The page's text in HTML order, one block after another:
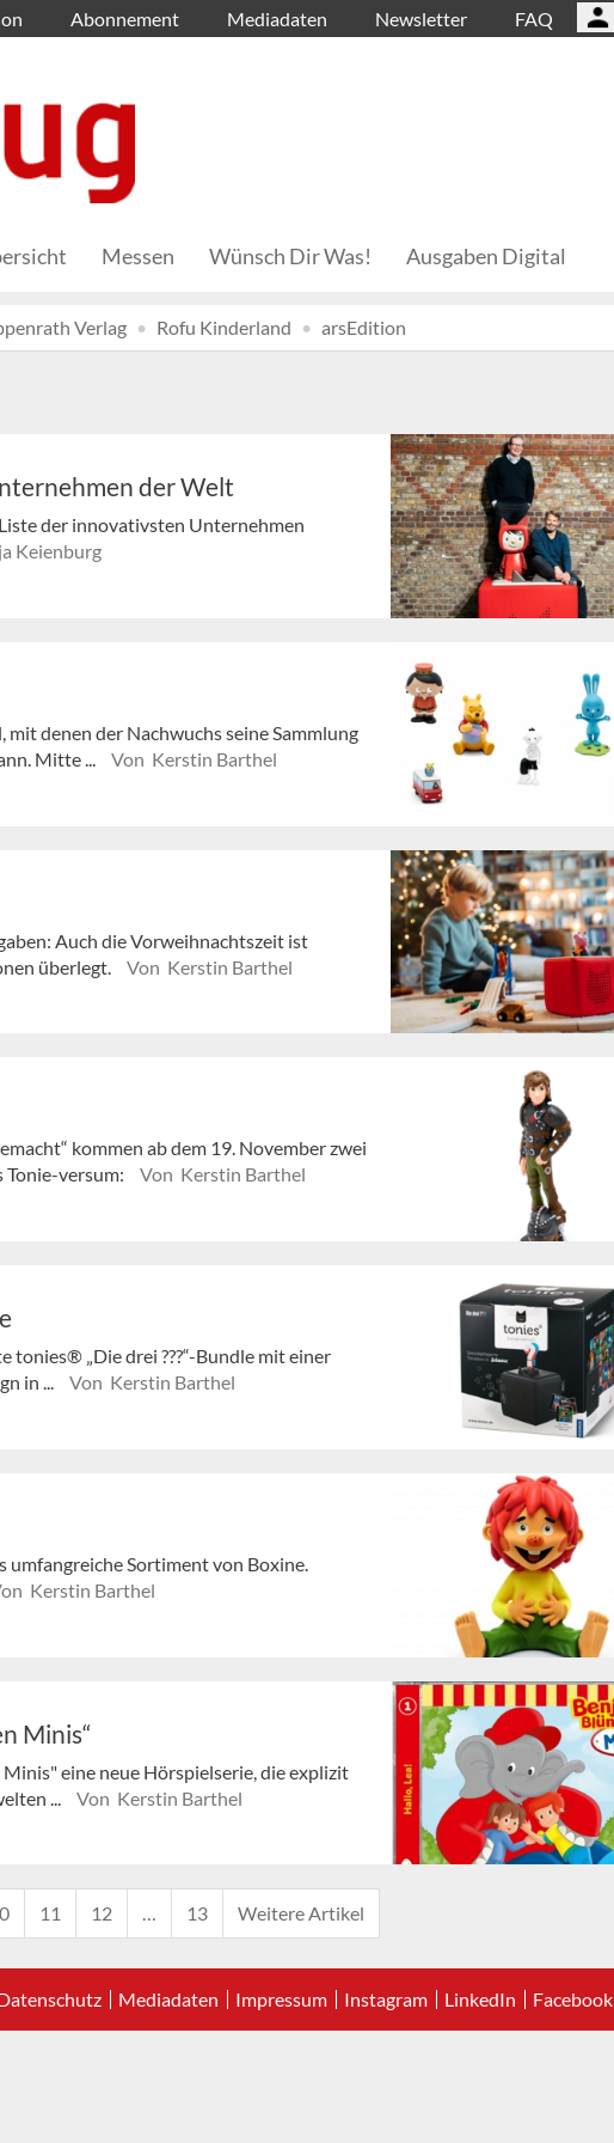
Abonnement Mediadaten Newsletter FAQ
Messen Wünsch Dir Was! Ausgaben Digital
Verlag Rofu Kinderland arsEdition
der Welt
der innovativsten Unternehmen
Keienburg
denen der Nachwuchs seine Sammlung
Mitte ...
Von Kerstin Barthel
Auch die Vorweihnachtszeit ist
überlegt.
Von Kerstin Barthel
kommen ab dem 19. November zwei
versum:
Von Kerstin Barthel
„Die drei ???“-Bundle mit einer
in ...
Von Kerstin Barthel
umfangreiche Sortiment von Boxine.
Kerstin Barthel
Minis“
eine neue Hörspielserie, die explizit
...
Von Kerstin Barthel
11 12 … 13 Weitere Artikel
Mediadaten Impressum Instagram LinkedIn Facebook